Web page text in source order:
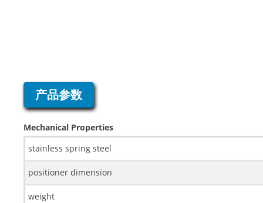
产品参数
Mechanical Properties
stainless spring steel
positioner dimension
weight